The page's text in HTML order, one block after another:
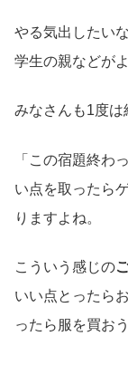
やる気出したい
学生の親などが
みなさんも1度は
「この宿題終わ
い点を取ったら
りますよね。
こういう感じの
いい点とったら
ったら服を買おう